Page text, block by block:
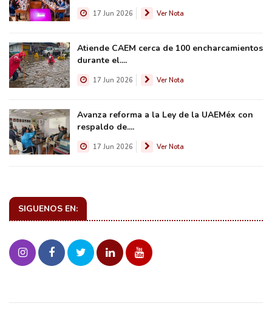
17 Jun 2026 Ver Nota
Atiende CAEM cerca de 100 encharcamientos
durante el....
17 Jun 2026 Ver Nota
Avanza reforma a la Ley de la UAEMéx con
respaldo de....
17 Jun 2026 Ver Nota
SIGUENOS EN: